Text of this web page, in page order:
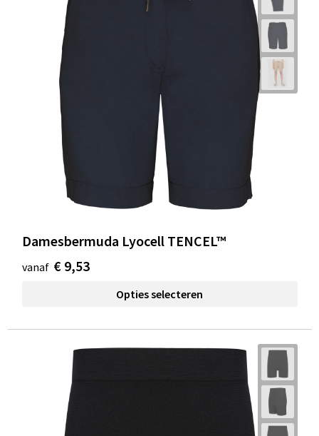
Damesbermuda Lyocell TENCEL™
vanaf € 9,53
Opties selecteren